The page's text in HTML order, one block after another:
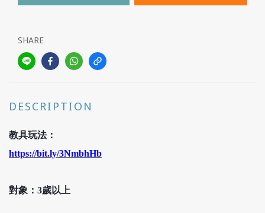
SHARE
DESCRIPTION
教具玩法：
https://bit.ly/3NmbhHb
對象： 3歲以上